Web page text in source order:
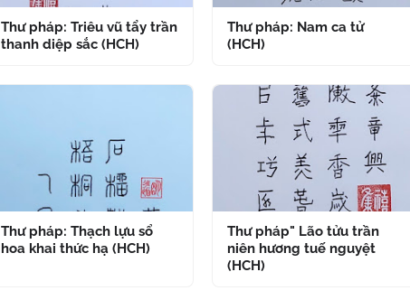
Thư pháp: Triêu vũ tẩy trần
thanh diệp sắc (HCH)
Thư pháp: Nam ca tử
(HCH)
Thư pháp: Thạch lựu sổ
hoa khai thức hạ (HCH)
Thư pháp" Lão tửu trần
niên hương tuế nguyệt
(HCH)